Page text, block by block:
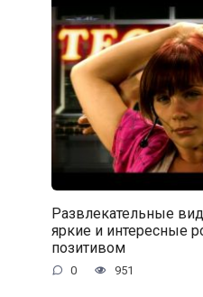
Развлекательные
яркие и интересные
позитивом
0 951